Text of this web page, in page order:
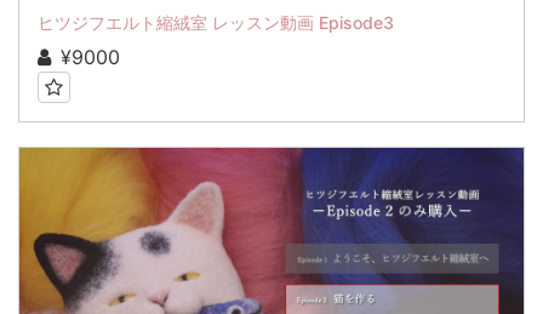
ヒツジフエルト縮絨室 レッスン動画 Episode3
¥9000